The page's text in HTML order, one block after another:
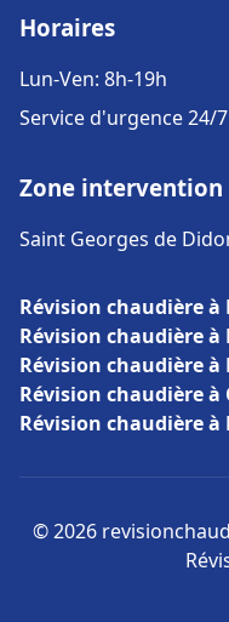
Horaires
Lun-Ven: 8h-19h
Service d'urgence 24/7
Zone intervention
Saint Georges de
Révision chaudière à
Révision chaudière à
Révision chaudière à
Révision chaudière à
Révision chaudière à
© 2026